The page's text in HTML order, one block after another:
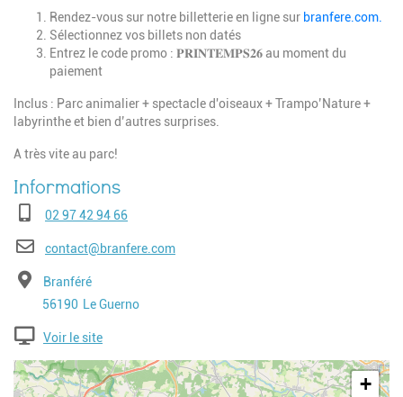
Rendez-vous sur notre billetterie en ligne sur branfere.com.
Sélectionnez vos billets non datés
Entrez le code promo : 𝐏𝐑𝐈𝐍𝐓𝐄𝐌𝐏𝐒𝟐𝟔 au moment du
paiement
Inclus : Parc animalier + spectacle d'oiseaux + Trampo’Nature +
labyrinthe et bien d’autres surprises.
A très vite au parc!
Téléphone02 97 42 94 66
E-mailcontact@branfere.com
AdresseBranféré
Code postal
56190 Ville
Le Guerno
Voir le site
Geolocalisation
+